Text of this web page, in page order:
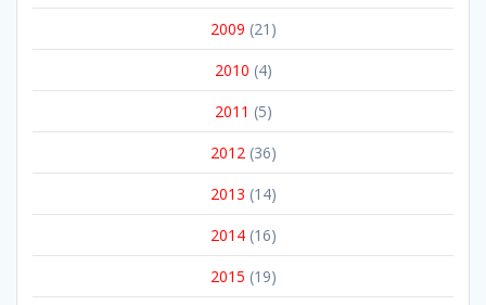
2009 (21)
2010 (4)
2011 (5)
2012(36)
2013 (14)
2014(16)
2015 (19)